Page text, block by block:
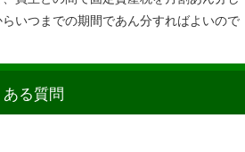
いつまでの期間であん分すればよいので
る質問